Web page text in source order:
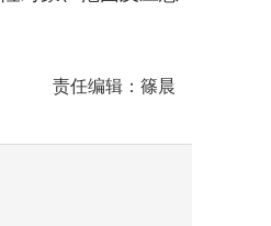
责任编辑：篠晨